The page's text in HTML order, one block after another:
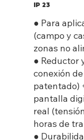
IP 23
● Para
(campo y
zonas no
● Reductor
conexión
patentado)
pantalla
real
horas de
●